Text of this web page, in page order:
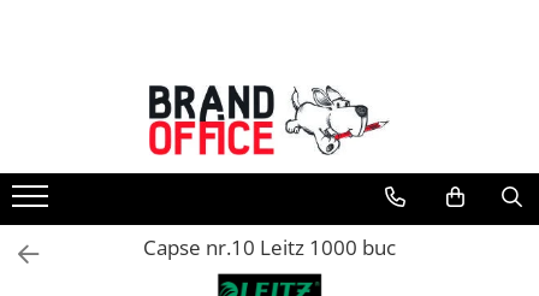
Unitate Protejata - PRODUCTIE
Hartie copiator si produse
tipografice
Produse consumabile din hartie
Detergenti si dezinfectantiCapse nr.10 Leitz 1000 buc